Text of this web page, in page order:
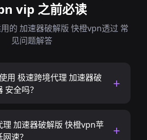
vip 之前必读
的 加速器破解版 快橙vpn透过 常
见问题解答
用 极速跨境代理 加速器破
安全吗？
理 加速器破解版 快橙vpn苹
速？